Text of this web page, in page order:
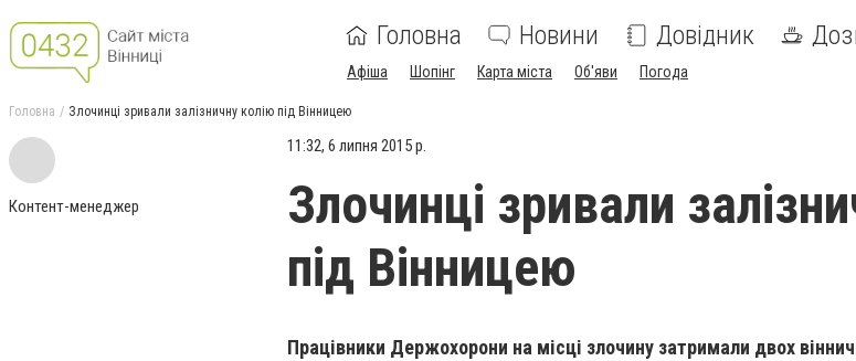
Головна Новини Довідник
Афіша Шопінг Карта міста Об'яви Погода
Головна Злочинці зривали залізничну колію під Вінницею
Контент-менеджер
11:32, 6 липня 2015 р.
Злочинці зривали
під Вінницею
Працівники Держохорони на місці злочину затримали двох